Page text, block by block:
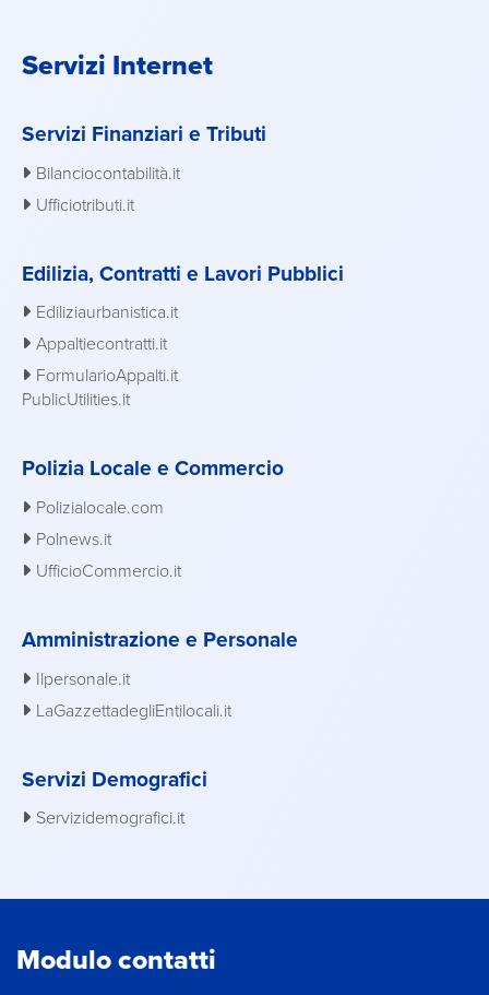
Servizi Internet
Servizi Finanziari e Tributi
Bilanciocontabilità.it
Ufficiotributi.it
Edilizia, Contratti e Lavori Pubblici
Ediliziaurbanistica.it
Appaltiecontratti.it
FormularioAppalti.it
PublicUtilities.it
Polizia Locale e Commercio
Polizialocale.com
Polnews.it
UfficioCommercio.it
Amministrazione e Personale
Ilpersonale.it
LaGazzettadegliEntilocali.it
Servizi Demografici
Servizidemografici.it
Modulo contatti